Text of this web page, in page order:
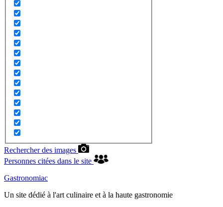
Rechercher des images
Personnes citées dans le site
Gastronomiac
Un site dédié à l'art culinaire et à la haute gastronomie